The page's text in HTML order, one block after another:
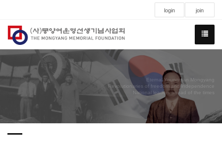
login join
Eternal Youngman Mongyang
Revolutionaries of freedom and independence
National leaders ahead of the times